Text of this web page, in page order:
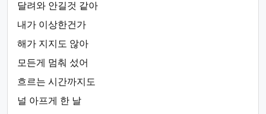
달려와 안길것 같아
내가 이상한건가
해가 지지도 않아
모든게 멈춰 섰어
흐르는 시간까지도
널 아프게 한 날